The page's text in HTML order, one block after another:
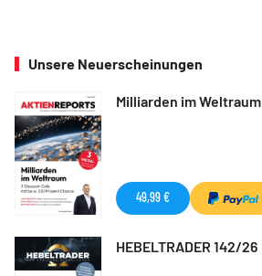
Unsere Neuerscheinungen
Milliarden im Weltraum
49,99 €
HEBELTRADER 142/26